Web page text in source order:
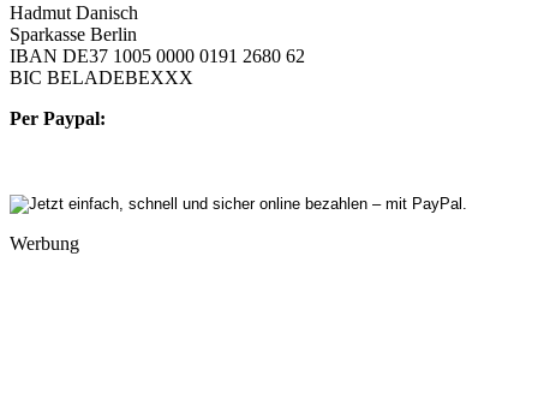
Hadmut Danisch
Sparkasse Berlin
IBAN DE37 1005 0000 0191 2680 62
BIC BELADEBEXXX
Per Paypal:
Werbung